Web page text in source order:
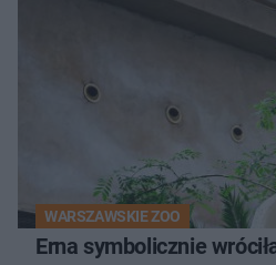
WARSZAWSKIE ZOO
Erna symbolicznie